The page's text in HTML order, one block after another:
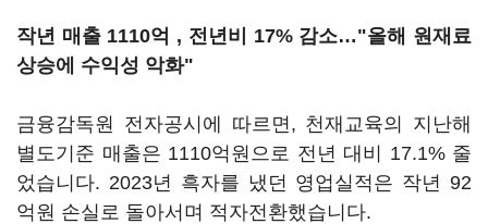
작년 매출 1110억 , 전년비 17% 감소…"올해 원재료
상승에 수익성 악화"
금융감독원 전자공시에 따르면, 천재교육의 지난해
별도기준 매출은 1110억원으로 전년 대비 17.1% 줄
었습니다. 2023년 흑자를 냈던 영업실적은 작년 92
억원 손실로 돌아서며 적자전환했습니다.